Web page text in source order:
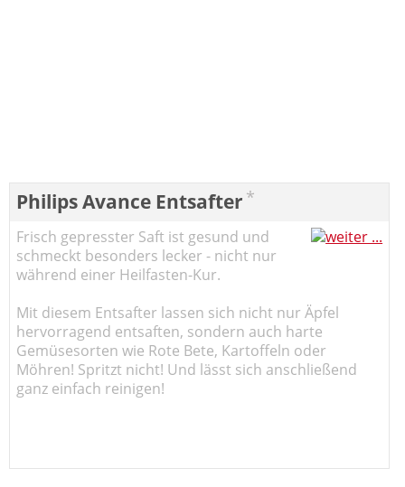
Philips Avance Entsafter *
Frisch gepresster Saft ist gesund und
schmeckt besonders lecker - nicht nur
während einer Heilfasten-Kur.
Mit diesem Entsafter lassen sich nicht nur Äpfel
hervorragend entsaften, sondern auch harte
Gemüsesorten wie Rote Bete, Kartoffeln oder
Möhren! Spritzt nicht! Und lässt sich anschließend
ganz einfach reinigen!